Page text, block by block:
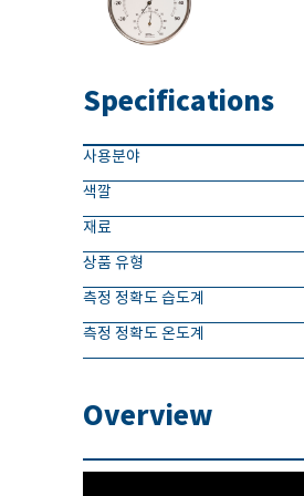
Specifications
사용분야
색깔
재료
상품 유형
측정 정확도 습도계
측정 정확도 온도계
Overview